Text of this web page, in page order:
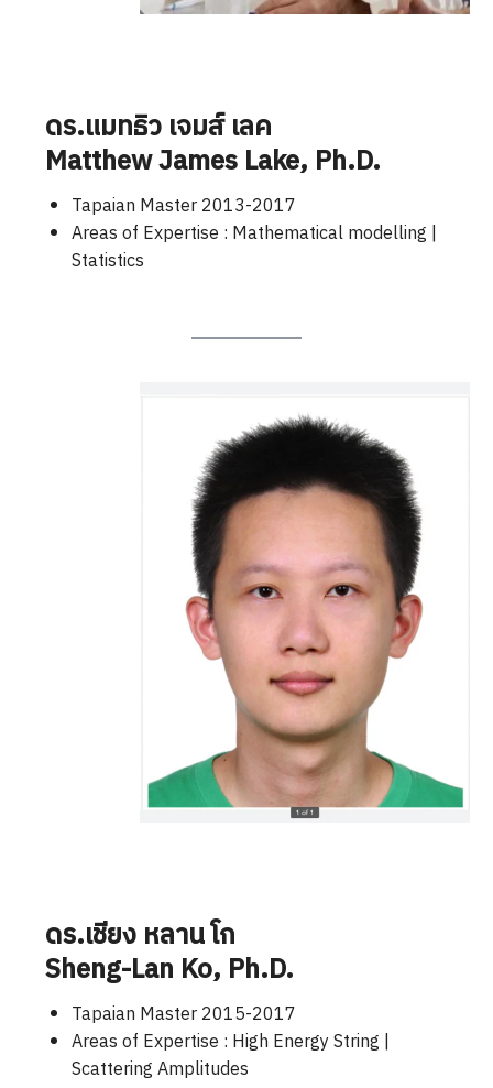
ดร.แมทธิว เจมส์ เลค
Matthew James Lake, Ph.D.
Tapaian Master 2013-2017
Areas of Expertise : Mathematical modelling |
Statistics
ดร.เชียง หลาน โก
Sheng-Lan Ko, Ph.D.
Tapaian Master 2015-2017
Areas of Expertise : High Energy String |
Scattering Amplitudes